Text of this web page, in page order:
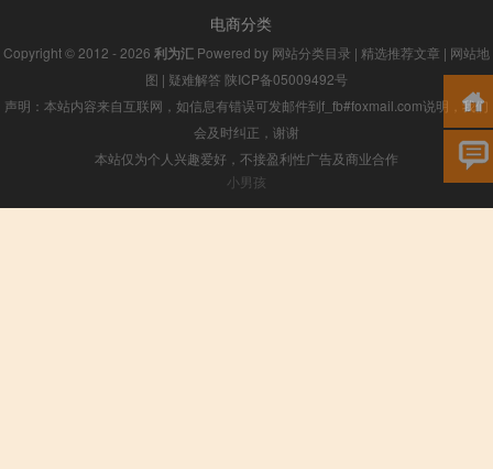
电商分类
Copyright © 2012 - 2026 利为汇 Powered by 网站分类目录 | 精选推荐文章 | 网站地
图 | 疑难解答 陕ICP备05009492号
声明：本站内容来自互联网，如信息有错误可发邮件到f_fb#foxmail.com说明，我们
会及时纠正，谢谢
本站仅为个人兴趣爱好，不接盈利性广告及商业合作
小男孩